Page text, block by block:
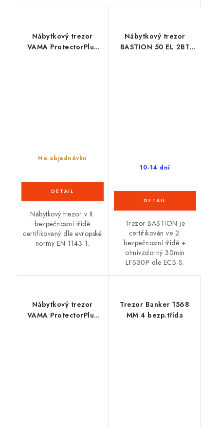
Nábytkový trezor
VAMA ProtectorPlus
Na objednávku
Nábytkový trezor v II.
bezpečnostní třídě
certifikovaný dle evropské
normy EN 1143-1.
Nábytkový trezor
BASTION 50 EL 2BT
10-14 dní
Trezor BASTION je
certifikován ve 2.
bezpečnostní třídě +
ohnivzdorný 30min
LFS30P dle ECB-S.
Nábytkový trezor
VAMA ProtectorPlus
Trezor Banker 1568
MM 4 bezp.třída